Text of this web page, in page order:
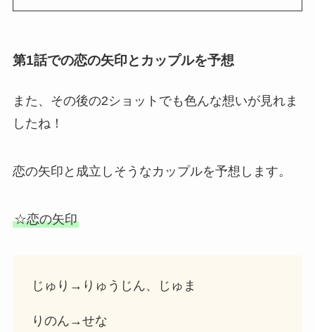
第1話での恋の矢印とカップルを予想
また、その後の2ショットでも色んな想いが見れま
したね！
恋の矢印と成立しそうなカップルを予想します。
☆恋の矢印
じゅり→りゅうじん、じゅま
りのん→せな